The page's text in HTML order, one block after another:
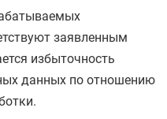
заявленным
избыточность
данных по отношению